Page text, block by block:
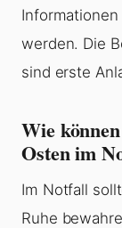
werden. Die
sind erste
Wie
Osten im
Im Notfall
Ruhe